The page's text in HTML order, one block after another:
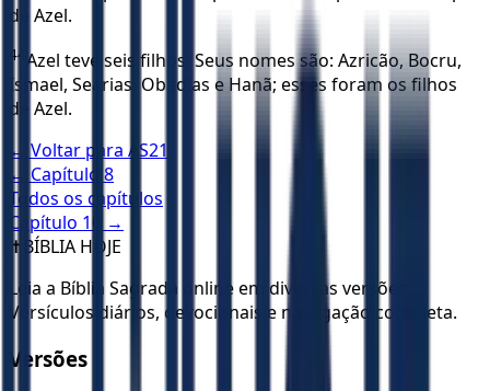
de Azel.
44 Azel teve seis filhos. Seus nomes são: Azricão, Bocru,
Ismael, Searias, Obadias e Hanã; esses foram os filhos
de Azel.
← Voltar para AS21
← Capítulo 8
Todos os capítulos
Capítulo 10
→
✝️ BÍBLIA HOJE
Leia a Bíblia Sagrada online em diversas versões.
Versículos diários, devocionais e navegação completa.
Versões